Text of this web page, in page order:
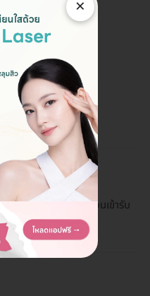
ไหม?
อผู้ที่จะเข้ารับบริการ
รหรือไม่?
องภายใน 24 ชั่วโมงก่อนเข้ารับ
×